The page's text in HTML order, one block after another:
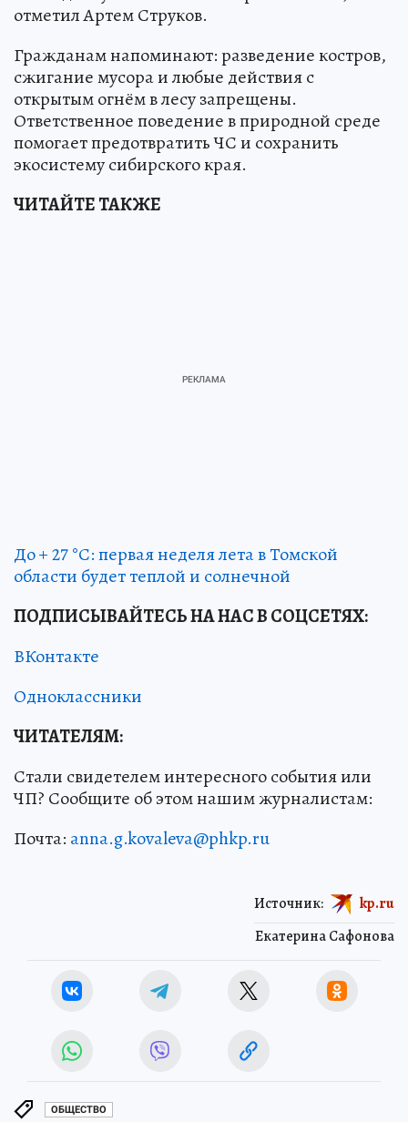
отметил Артем Струков.
Гражданам напоминают: разведение костров,
сжигание мусора и любые действия с
открытым огнём в лесу запрещены.
Ответственное поведение в природной среде
помогает предотвратить ЧС и сохранить
экосистему сибирского края.
ЧИТАЙТЕ ТАКЖЕ
До + 27 °С: первая неделя лета в Томской
области будет теплой и солнечной
ПОДПИСЫВАЙТЕСЬ НА НАС В СОЦСЕТЯХ:
ВКонтакте
Одноклассники
ЧИТАТЕЛЯМ:
Стали свидетелем интересного события или
ЧП? Сообщите об этом нашим журналистам:
Почта: anna.g.kovaleva@phkp.ru
Екатерина Сафонова
Источник: kp.ru
ОБЩЕСТВО